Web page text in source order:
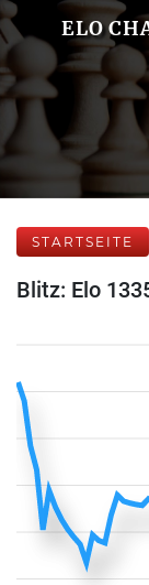
ELO
STARTSEITE
Blitz: Elo